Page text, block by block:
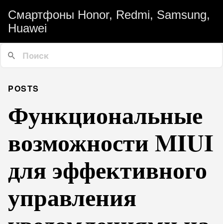
Смартфоны Honor, Redmi, Samsung,
Huawei
POSTS
Функциональные
возможности MIUI
для эффективного
управления